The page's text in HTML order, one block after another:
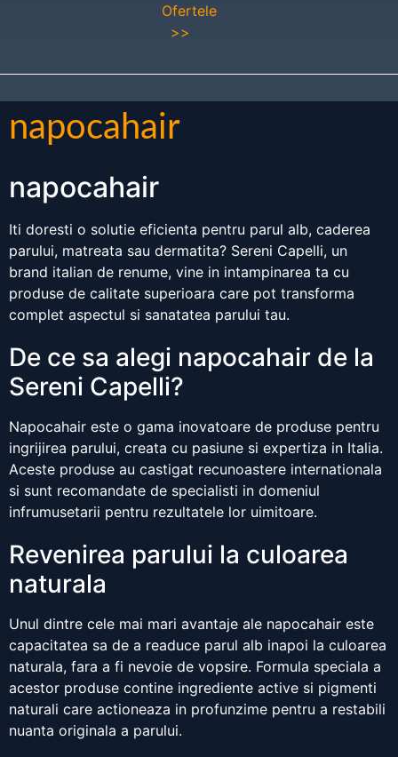
Ofertele
>>
napocahair
napocahair
Iti doresti o solutie eficienta pentru parul alb, caderea
parului, matreata sau dermatita? Sereni Capelli, un
brand italian de renume, vine in intampinarea ta cu
produse de calitate superioara care pot transforma
complet aspectul si sanatatea parului tau.
De ce sa alegi napocahair de la
Sereni Capelli?
Napocahair este o gama inovatoare de produse pentru
ingrijirea parului, creata cu pasiune si expertiza in Italia.
Aceste produse au castigat recunoastere internationala
si sunt recomandate de specialisti in domeniul
infrumusetarii pentru rezultatele lor uimitoare.
Revenirea parului la culoarea
naturala
Unul dintre cele mai mari avantaje ale napocahair este
capacitatea sa de a readuce parul alb inapoi la culoarea
naturala, fara a fi nevoie de vopsire. Formula speciala a
acestor produse contine ingrediente active si pigmenti
naturali care actioneaza in profunzime pentru a restabili
nuanta originala a parului.